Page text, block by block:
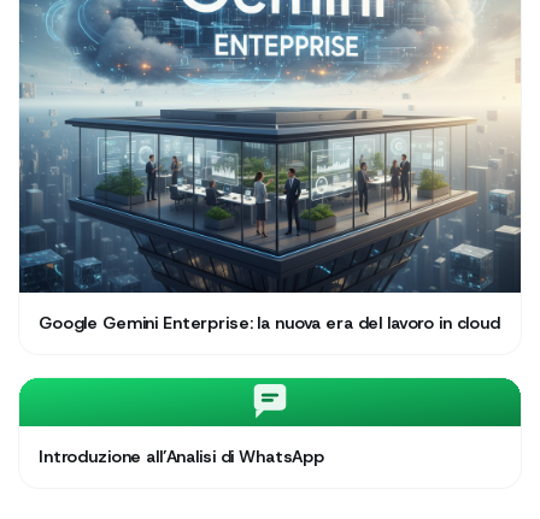
Google Gemini Enterprise: la nuova era del lavoro in cloud
Introduzione all’Analisi di WhatsApp